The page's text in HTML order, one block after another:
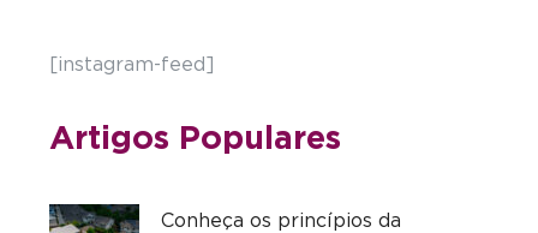
[instagram-feed]
Artigos Populares
Conheça os princípios da